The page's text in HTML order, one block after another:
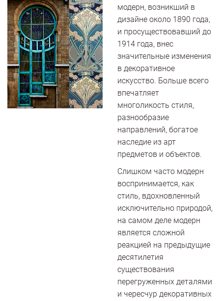
модерн, возникший в
дизайне около 1890 года,
и просуществовавший до
1914 года, внес
значительные изменения
в декоративное
искусство. Больше всего
впечатляет
многоликость стиля,
разнообразие
направлений, богатое
наследие из арт
предметов и объектов.
Слишком часто модерн
воспринимается, как
стиль, вдохновленный
исключительно природой,
на самом деле модерн
является сложной
реакцией на предыдущие
десятилетия
существования
перегруженных деталями
и чересчур декоративных